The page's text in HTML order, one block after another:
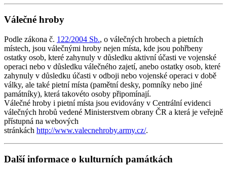
Válečné hroby
Podle zákona č. 122/2004 Sb., o válečných hrobech a pietních
místech, jsou válečnými hroby nejen místa, kde jsou pohřbeny
ostatky osob, které zahynuly v důsledku aktivní účasti ve vojenské
operaci nebo v důsledku válečného zajetí, anebo ostatky osob, které
zahynuly v důsledku účasti v odboji nebo vojenské operaci v době
války, ale také pietní místa (pamětní desky, pomníky nebo jiné
památníky), která takovéto osoby připomínají.
Válečné hroby i pietní místa jsou evidovány v Centrální evidenci
válečných hrobů vedené Ministerstvem obrany ČR a která je veřejně
přístupná na webových
stránkách http://www.valecnehroby.army.cz/.
Další informace o kulturních památkách